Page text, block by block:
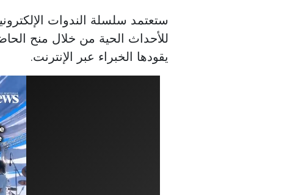
ستعتمد سلسلة الندوات
للأحداث الحية من خلال منح
يقودها الخبراء عبر الإنترنت.